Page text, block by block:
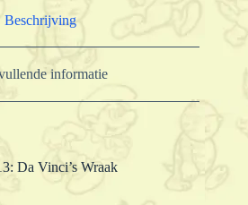
Beschrijving
informatie
Da Vinci’s Wraak